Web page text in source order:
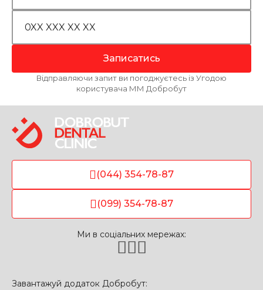
Записатись
Відправляючи запит ви погоджуєтесь із Угодою
користувача ММ Добробут
(044) 354-78-87
(099) 354-78-87
Ми в соціальних мережах:
Завантажуй додаток Добробут: